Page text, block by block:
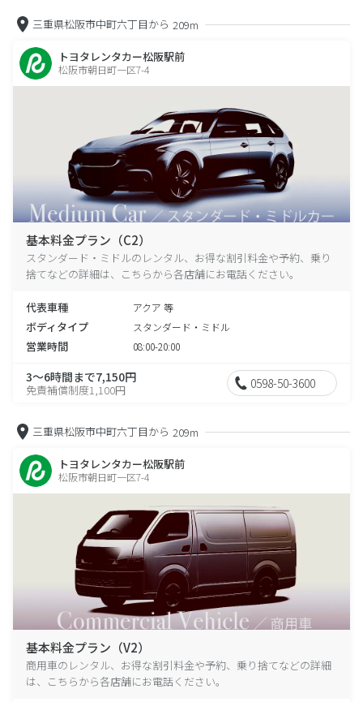
三重県松阪市中町六丁目から 209m
トヨタレンタカー松阪駅前
松阪市朝日町一区7-4
基本料金プラン（C2）
スタンダード・ミドルのレンタル、お得な割引料金や予約、乗り
捨てなどの詳細は、こちらから各店舗にお電話ください。
代表車種 アクア 等
ボディタイプ スタンダード・ミドル
営業時間 08:00-20:00
3～6時間まで7,150円
免責補償制度1,100円 0598-50-3600
三重県松阪市中町六丁目から 209m
トヨタレンタカー松阪駅前
松阪市朝日町一区7-4
基本料金プラン（V2）
商用車のレンタル、お得な割引料金や予約、乗り捨てなどの詳細
は、こちらから各店舗にお電話ください。